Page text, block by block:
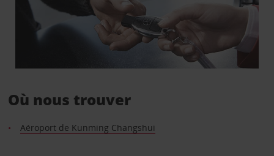
Où nous trouver
Aéroport de Kunming Changshui